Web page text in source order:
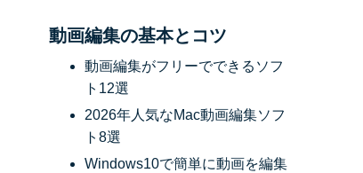
動画編集の基本とコツ
動画編集がフリーでできるソフ
ト12選
2026年人気なMac動画編集ソフ
ト8選
Windows10で簡単に動画を編集